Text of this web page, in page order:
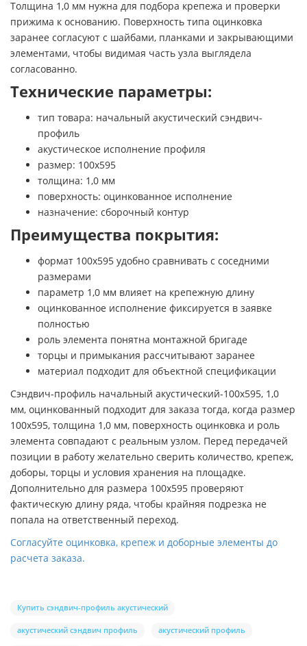
Толщина 1,0 мм нужна для подбора крепежа и проверки
прижима к основанию. Поверхность типа оцинковка
заранее согласуют с шайбами, планками и закрывающими
элементами, чтобы видимая часть узла выглядела
согласованно.
Технические параметры:
тип товара: начальный акустический сэндвич-
профиль
акустическое исполнение профиля
размер: 100х595
толщина: 1,0 мм
поверхность: оцинкованное исполнение
назначение: сборочный контур
Преимущества покрытия:
формат 100х595 удобно сравнивать с соседними
размерами
параметр 1,0 мм влияет на крепежную длину
оцинкованное исполнение фиксируется в заявке
полностью
роль элемента понятна монтажной бригаде
торцы и примыкания рассчитывают заранее
материал подходит для объектной спецификации
Сэндвич-профиль начальный акустический-100х595, 1,0
мм, оцинкованный подходит для заказа тогда, когда размер
100х595, толщина 1,0 мм, поверхность оцинковка и роль
элемента совпадают с реальным узлом. Перед передачей
позиции в работу желательно сверить количество, крепеж,
доборы, торцы и условия хранения на площадке.
Дополнительно для размера 100х595 проверяют
фактическую длину ряда, чтобы крайняя подрезка не
попала на ответственный переход.
Согласуйте оцинковка, крепеж и доборные элементы до
расчета заказа.
Купить сэндвич-профиль акустический
акустический сэндвич профиль акустический профиль